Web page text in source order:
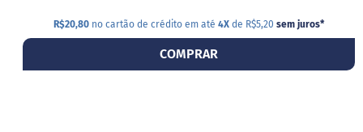
R$20,80no cartão de crédito em até 4Xde R$5,20 sem juros*
COMPRAR